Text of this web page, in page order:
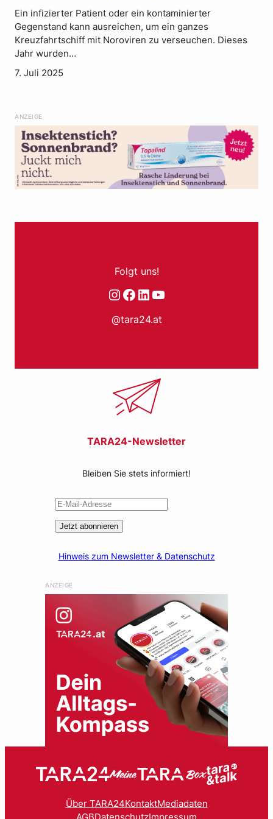
Ein infizierter Patient oder ein kontaminierter
Gegenstand kann ausreichen, um ein ganzes
Kreuzfahrtschiff mit Noroviren zu verseuchen. Dieses
Jahr wurden…
7. Juli 2025
ANZEIGE
Folgt uns!
Instagram Facebook LinkedIn YouTube
@tara24.at
TARA24-Newsletter
Bleiben Sie stets informiert!
Jetzt abonnieren
Hinweis zum Newsletter & Datenschutz
ANZEIGE
Über TARA24KontaktMediadaten